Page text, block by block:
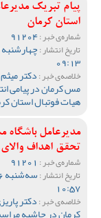
پیام تبریک
استان کرمان
شماره‌ی خبر :
تاریخ انتشار :
09:13
خلاصه‌ی خبر :دکتر
مس کرمان در پیامی
هیات فوتبال استان
مدیرعامل باشگاه
تحقق اهداف
شماره‌ی خبر :
تاریخ انتشار :
10:57
خلاصه‌ی خبر :دکتر
کرمان در حاشیه